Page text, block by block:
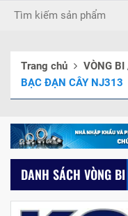
Trang chủ VÒNG
BẠC ĐẠN CÂY NJ313
DANH SÁCH VÒNG